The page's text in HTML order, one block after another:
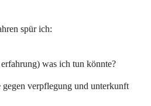
spür ich:
was ich tun könnte?
verpflegung und unterkunft